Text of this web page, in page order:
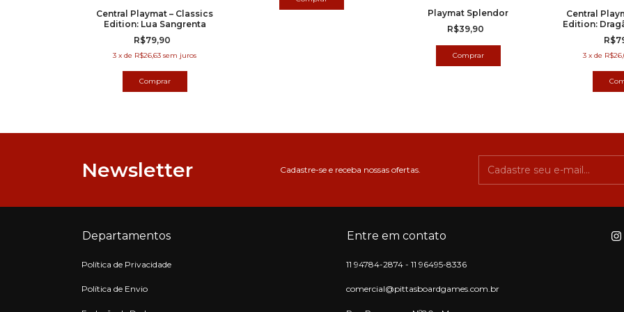
Central Playmat – Classics
Edition: Lua Sangrenta
R$79,90
3 x de R$26,63 sem juros
Playmat Splendor
R$39,90
Central
Edition:
3 x de
Newsletter Cadastre-se e receba nossas ofertas.
Departamentos
Política de Privacidade
Política de Envio
Entre em contato
11 94784-2874 - 11 96495-8336
comercial@pittasboardgames.com.br